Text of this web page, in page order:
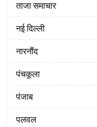
ताजा समाचार
नई दिल्ली
नारनौंद
पंचकूला
पंजाब
पलवल